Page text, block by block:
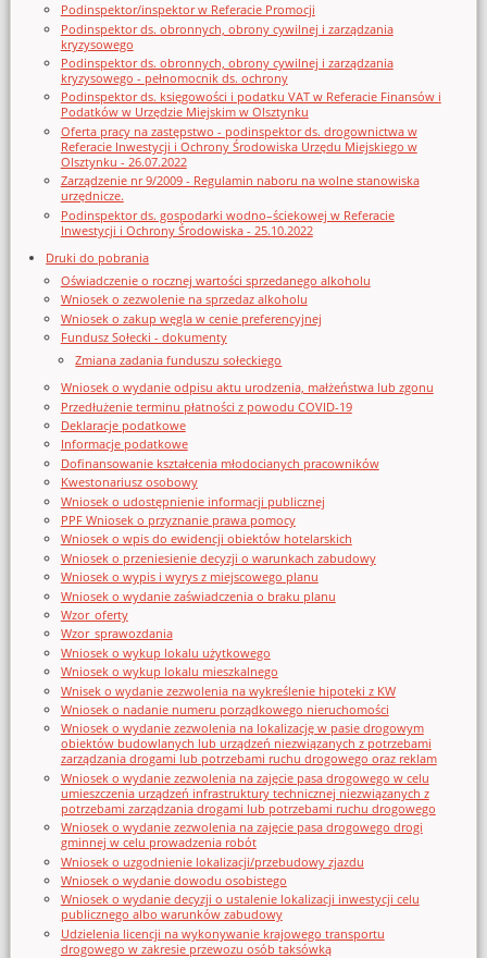
Podinspektor/inspektor w Referacie Promocji
Podinspektor ds. obronnych, obrony cywilnej i zarządzania
kryzysowego
Podinspektor ds. obronnych, obrony cywilnej i zarządzania
kryzysowego - pełnomocnik ds. ochrony
Podinspektor ds. księgowości i podatku VAT w Referacie Finansów i
Podatków w Urzędzie Miejskim w Olsztynku
Oferta pracy na zastępstwo - podinspektor ds. drogownictwa w
Referacie Inwestycji i Ochrony Środowiska Urzędu Miejskiego w
Olsztynku - 26.07.2022
Zarządzenie nr 9/2009 - Regulamin naboru na wolne stanowiska
urzędnicze.
Podinspektor ds. gospodarki wodno–ściekowej w Referacie
Inwestycji i Ochrony Środowiska - 25.10.2022
Druki do pobrania
Oświadczenie o rocznej wartości sprzedanego alkoholu
Wniosek o zezwolenie na sprzedaz alkoholu
Wniosek o zakup węgla w cenie preferencyjnej
Fundusz Sołecki - dokumenty
Zmiana zadania funduszu sołeckiego
Wniosek o wydanie odpisu aktu urodzenia, małżeństwa lub zgonu
Przedłużenie terminu płatności z powodu COVID-19
Deklaracje podatkowe
Informacje podatkowe
Dofinansowanie kształcenia młodocianych pracowników
Kwestonariusz osobowy
Wniosek o udostępnienie informacji publicznej
PPF Wniosek o przyznanie prawa pomocy
Wniosek o wpis do ewidencji obiektów hotelarskich
Wniosek o przeniesienie decyzji o warunkach zabudowy
Wniosek o wypis i wyrys z miejscowego planu
Wniosek o wydanie zaświadczenia o braku planu
Wzor_oferty
Wzor_sprawozdania
Wniosek o wykup lokalu użytkowego
Wniosek o wykup lokalu mieszkalnego
Wnisek o wydanie zezwolenia na wykreślenie hipoteki z KW
Wniosek o nadanie numeru porządkowego nieruchomości
Wniosek o wydanie zezwolenia na lokalizację w pasie drogowym
obiektów budowlanych lub urządzeń niezwiązanych z potrzebami
zarządzania drogami lub potrzebami ruchu drogowego oraz reklam
Wniosek o wydanie zezwolenia na zajęcie pasa drogowego w celu
umieszczenia urządzeń infrastruktury technicznej niezwiązanych z
potrzebami zarządzania drogami lub potrzebami ruchu drogowego
Wniosek o wydanie zezwolenia na zajęcie pasa drogowego drogi
gminnej w celu prowadzenia robót
Wniosek o uzgodnienie lokalizacji/przebudowy zjazdu
Wniosek o wydanie dowodu osobistego
Wniosek o wydanie decyzji o ustalenie lokalizacji inwestycji celu
publicznego albo warunków zabudowy
Udzielenia licencji na wykonywanie krajowego transportu
drogowego w zakresie przewozu osób taksówką